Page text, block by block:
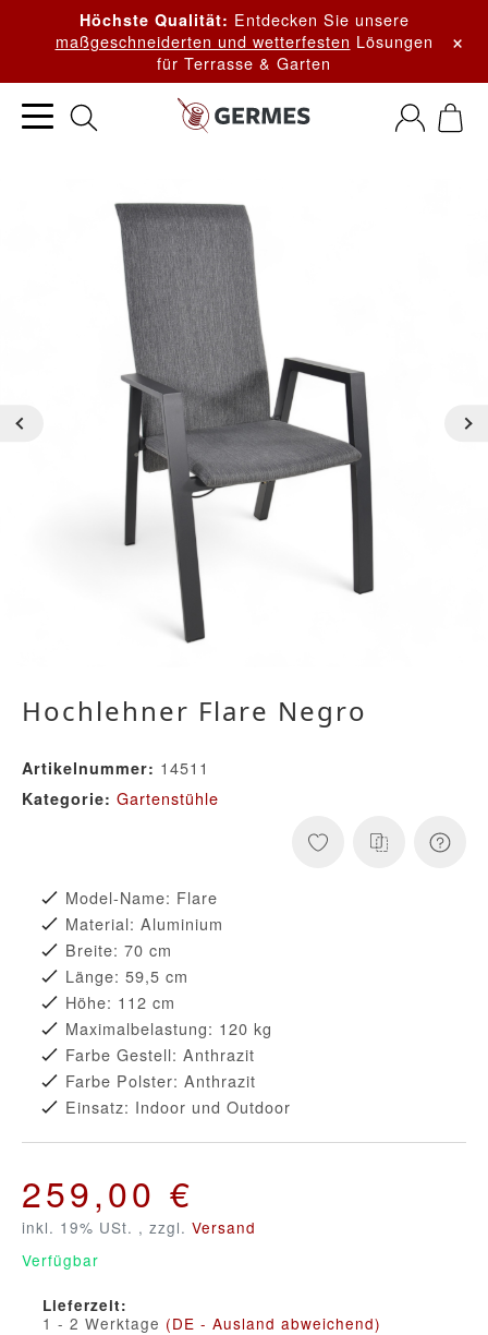
Höchste Qualität: Entdecken Sie unsere
maßgeschneiderten und wetterfesten Lösungen
für Terrasse & Garten
×
Hochlehner Flare Negro
Artikelnummer: 14511
Kategorie: Gartenstühle
Model-Name: Flare
Material: Aluminium
Breite: 70 cm
Länge: 59,5 cm
Höhe: 112 cm
Maximalbelastung: 120 kg
Farbe Gestell: Anthrazit
Farbe Polster: Anthrazit
Einsatz: Indoor und Outdoor
259,00 €
inkl. 19% USt. , zzgl. Versand
Verfügbar
Lieferzeit:
1 - 2 Werktage (DE - Ausland abweichend)